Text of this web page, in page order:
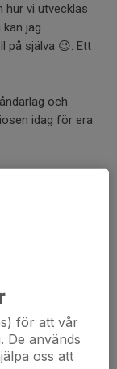
hur vi utvecklas
jag
på själva 😉. Ett
och
idag för era
Grön kort för
Roadtrip!🤘⚽️
för att vår
De används
oss att